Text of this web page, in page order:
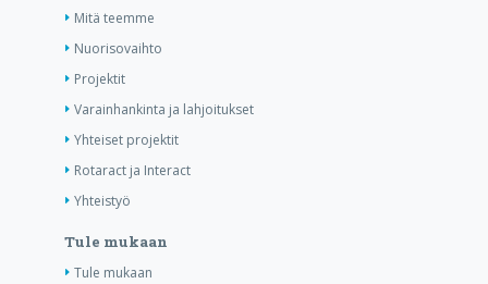
Mitä teemme
Nuorisovaihto
Projektit
Varainhankinta ja lahjoitukset
Yhteiset projektit
Rotaract ja Interact
Yhteistyö
Tule mukaan
Tule mukaan